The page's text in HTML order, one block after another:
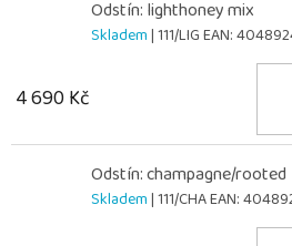
Odstín: lighthoney mix
Skladem| 111/LIGEAN:
4 690 Kč
Odstín: champagne/rooted
Skladem| 111/CHAEAN: